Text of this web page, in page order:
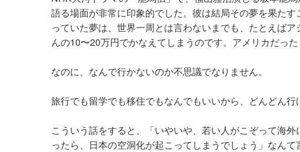
語る場面が非常に印象的でした。彼は結局その夢を果た
っていた夢は、世界一周とは言わないまでも、たとえば
んの10〜20万円でかなえてしまうのです。アメリカだっ
なのに、なんで行かないのか不思議でなりません。
旅行でも留学でも移住でもなんでもいいから、どんどん行
こういう話をすると、「いやいや、若い人がこぞって海
ったら、日本の空洞化が起こってしまうでしょう」なん